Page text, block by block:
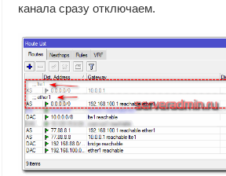
канала сразу отключаем.